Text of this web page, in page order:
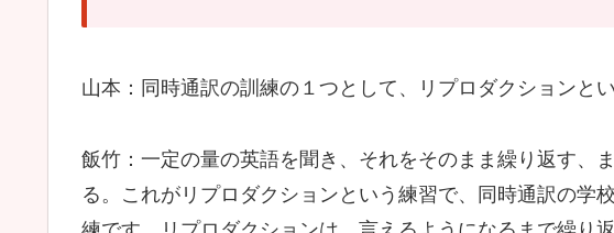
山本：同時通訳の訓練の１つとして、リプロダクションと
飯竹：一定の量の英語を聞き、それをそのまま繰り返す、
る。これがリプロダクションという練習で、同時通訳の学